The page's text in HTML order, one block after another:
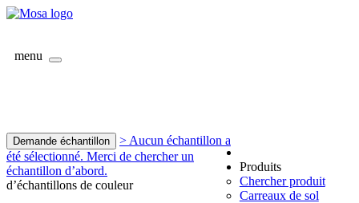
menu
Demande échantillon
> Aucun échantillon a
été sélectionné. Merci de chercher un
échantillon d’abord.
d’échantillons de couleur
Produits
Chercher produit
Carreaux de sol